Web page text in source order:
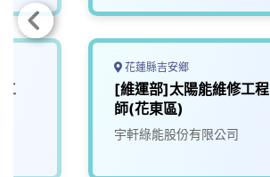
花蓮縣吉安鄉
[維運部]太陽能維修工程
師(花東區)
宇軒綠能股份有限公司